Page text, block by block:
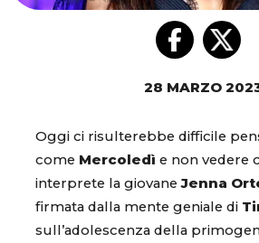
28 MARZO
Oggi ci risulterebbe difficile
come Mercoledì e non vedere
interprete la giovaneJenna
firmata dalla mente geniale di
sull’adolescenza della